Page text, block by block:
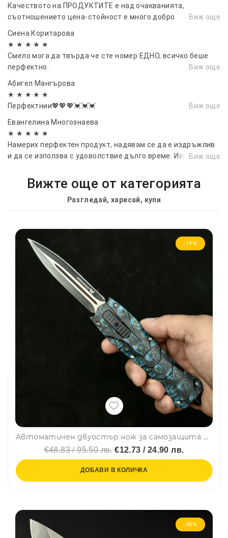
Качеството на ПРОДУКТИТЕ е над очакванията,
съотношението цена-стойност е много добро
Виж още
Сиена Коритарова
★ ★ ★ ★ ★
Смело мога да твърда че сте номер ЕДНО, всичко беше
перфектно.
Виж още
Абигел Мангърова
★ ★ ★ ★ ★
Перфектнии💖💖💖💓💓💓
Виж още
Евангелина Многознаева
★ ★ ★ ★ ★
Намерих перфектен продукт, надявам се да е издръжлив
и да се използва с удоволствие дълго време. Изработен е
Виж още
Вижте още от категорията
Разгледай, харесай, купи
-74%
Автоматичен двуостър нож за самозащита BENCHMADE BLUE SKULL, стомана D2
€48.83 / 95.50 лв.€12.73 / 24.90 лв.
ДОБАВИ В КОЛИЧКА
-49%